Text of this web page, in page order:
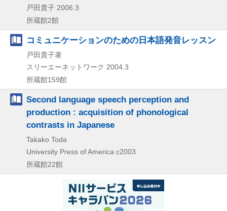
戸田貴子 2006.3
所蔵館2館
コミュニケーションのための日本語発音レッスン
戸田貴子著
スリーエーネットワーク 2004.3
所蔵館159館
Second language speech perception and
production : acquisition of phonological
contrasts in Japanese
Takako Toda
University Press of America c2003
所蔵館22館